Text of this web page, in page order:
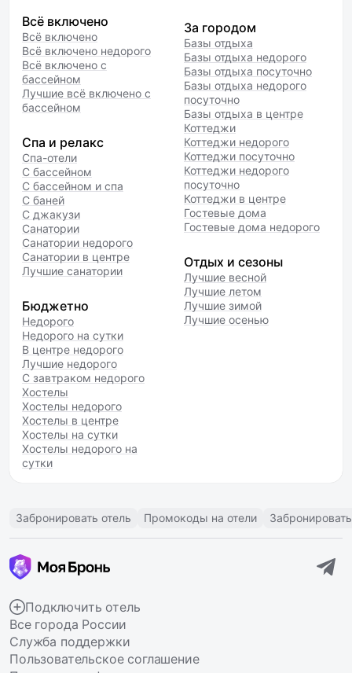
Всё включено
Всё включено
Всё включено недорого
Всё включено с
бассейном
Лучшие всё включено с
бассейном
Спа и релакс
Спа-отели
С бассейном
С бассейном и спа
С баней
С джакузи
Санатории
Санатории недорого
Санатории в центре
Лучшие санатории
Бюджетно
Недорого
Недорого на сутки
В центре недорого
Лучшие недорого
С завтраком недорого
Хостелы
Хостелы недорого
Хостелы в центре
Хостелы на сутки
Хостелы недорого на
сутки
За городом
Базы отдыха
Базы отдыха недорого
Базы отдыха посуточно
Базы отдыха недорого
посуточно
Базы отдыха в центре
Коттеджи
Коттеджи недорого
Коттеджи посуточно
Коттеджи недорого
посуточно
Коттеджи в центре
Гостевые дома
Гостевые дома недорого
Отдых и сезоны
Лучшие весной
Лучшие летом
Лучшие зимой
Лучшие осенью
Забронировать отель Промокоды на отели
Подключить отель
Все города России
Служба поддержки
Пользовательское соглашение